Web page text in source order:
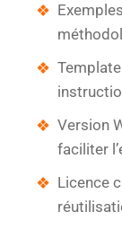
Version
faciliter
Licence